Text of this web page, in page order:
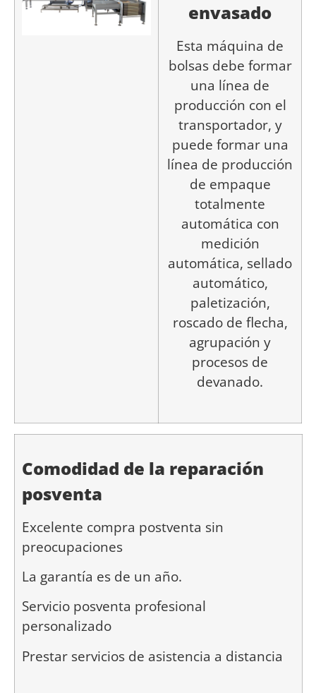
envasado
Esta máquina de
bolsas debe formar
una línea de
producción con el
transportador, y
puede formar una
línea de producción
de empaque
totalmente
automática con
medición
automática, sellado
automático,
paletización,
roscado de flecha,
agrupación y
procesos de
devanado.
Comodidad de la reparación
posventa
Excelente compra postventa sin
preocupaciones
La garantía es de un año.
Servicio posventa profesional
personalizado
Prestar servicios de asistencia a distancia